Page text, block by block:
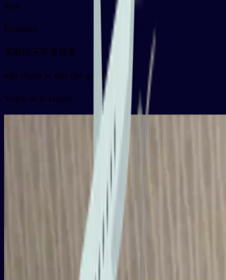
boat
Ejemplos
买船比买车贵得多
mǎi chuán bǐ mǎi chē guì de duō
Vídeo de la tarjeta